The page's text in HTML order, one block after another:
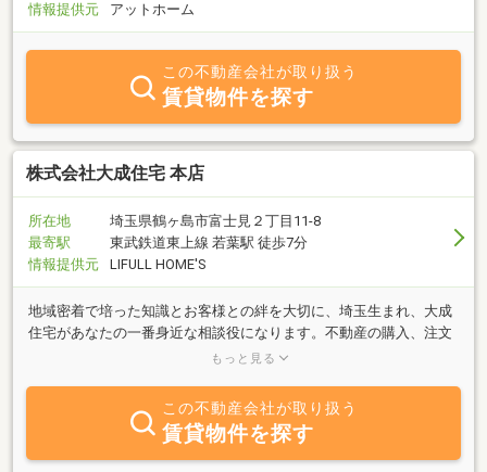
情報提供元
アットホーム
この不動産会社が取り扱う
賃貸物件を探す
株式会社大成住宅 本店
所在地
埼玉県鶴ヶ島市富士見２丁目11-8
最寄駅
東武鉄道東上線 若葉駅 徒歩7分
情報提供元
LIFULL HOME'S
地域密着で培った知識とお客様との絆を大切に、埼玉生まれ、大成
住宅があなたの一番身近な相談役になります。不動産の購入、注文
住宅、売却、投資、リフォーム・リノベーション、賃貸等。大成住
もっと見る
この不動産会社が取り扱う
賃貸物件を探す